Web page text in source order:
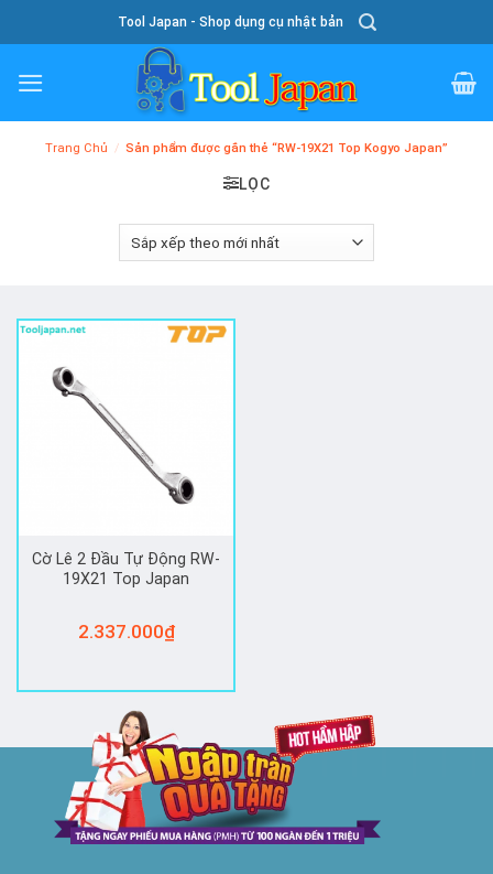
To
Content
Tool Japan - Shop dụng cụ nhật bản
Trang Chủ / Sản phẩm được gắn thẻ “RW-19X21 Top Kogyo Japan”
LỌC
Cờ Lê 2 Đầu Tự Động RW-
19X21 Top Japan
2.337.000₫